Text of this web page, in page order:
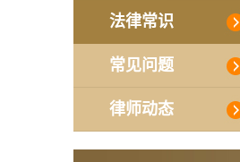
法律常识
常见问题
律师动态